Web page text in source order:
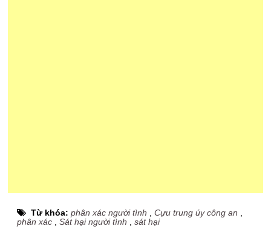
Từ khóa:phân xác người tình ,Cựu trung úy công an
phân xác ,Sát hại người tình ,sát hại